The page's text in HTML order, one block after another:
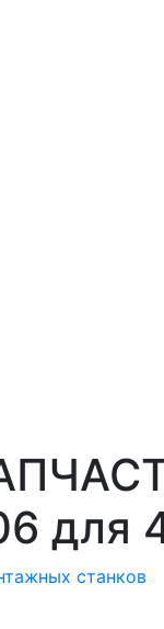
для
станков